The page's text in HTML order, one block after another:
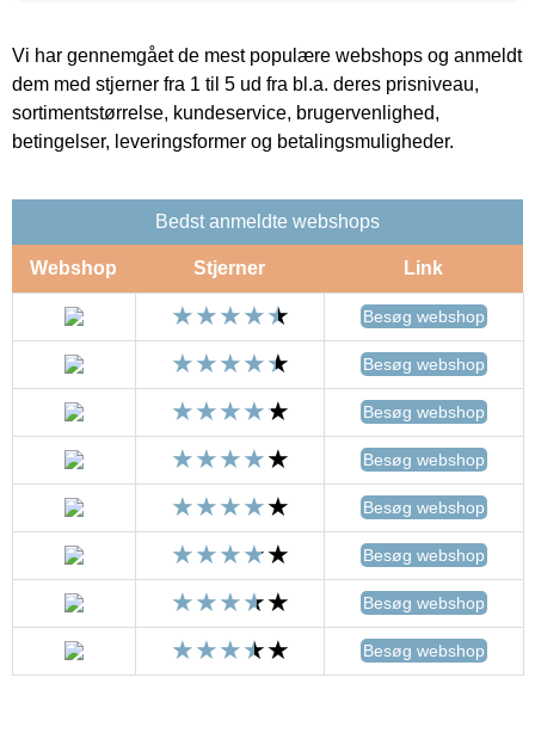
Vi har gennemgået de mest populære webshops og anmeldt
dem med stjerner fra 1 til 5 ud fra bl.a. deres prisniveau,
sortimentstørrelse, kundeservice, brugervenlighed,
betingelser, leveringsformer og betalingsmuligheder.
Bedst anmeldte webshops
Webshop Stjerner Link
Besøg webshop
Besøg webshop
Besøg webshop
Besøg webshop
Besøg webshop
Besøg webshop
Besøg webshop
Besøg webshop